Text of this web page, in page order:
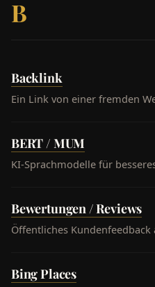
B
Backlink
Ein Link von einer fremden
BERT / MUM
KI-Sprachmodelle für
Bewertungen / Reviews
Öffentliches
Bing Places